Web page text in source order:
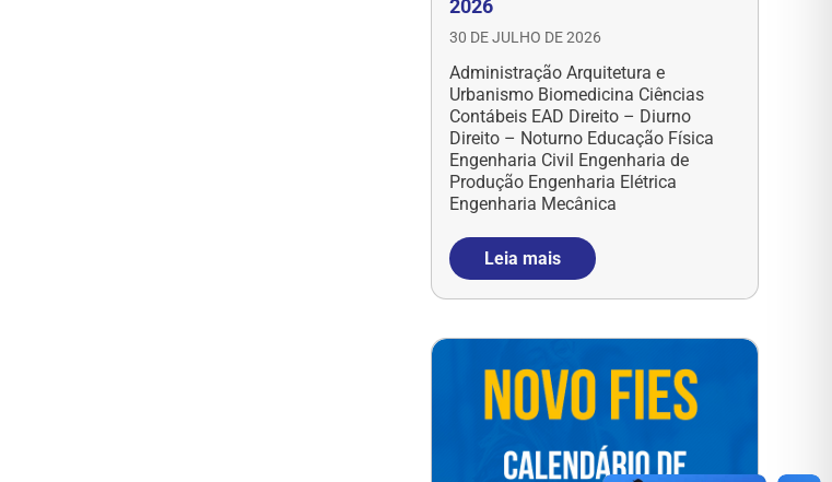
2026
30 DE JULHO DE 2026
Administração Arquitetura e
Urbanismo Biomedicina Ciências
Contábeis EAD Direito – Diurno
Direito – Noturno Educação Física
Engenharia Civil Engenharia de
Produção Engenharia Elétrica
Engenharia Mecânica
Leia mais